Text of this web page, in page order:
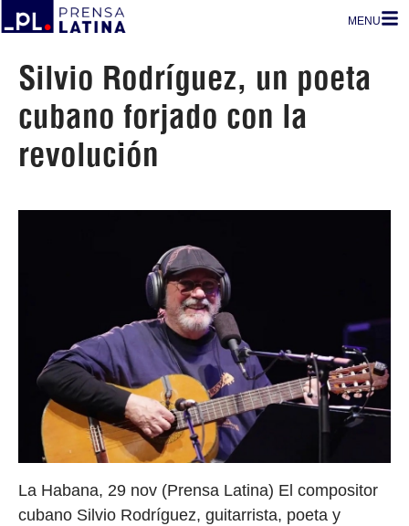
MENU
Silvio Rodríguez, un poeta
cubano forjado con la
revolución
La Habana, 29 nov (Prensa Latina) El compositor
cubano Silvio Rodríguez, guitarrista, poeta y